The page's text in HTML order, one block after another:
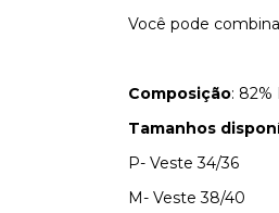
Você pode
Composição:
Tamanhos
P- Veste 34/36
M- Veste 38/40